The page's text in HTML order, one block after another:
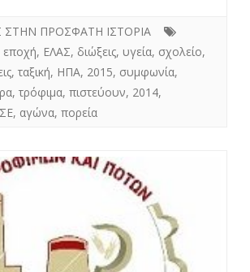
ΠΡΟΣΦΑΤΗ ΙΣΤΟΡΙΑ
εποχή, ΕΛΑΣ, διώξεις, υγεία, σχολείο,
, ταξική, ΗΠΑ, 2015, συμφωνία,
, τρόφιμα, πιστεύουν, 2014,
, αγώνα, πορεία